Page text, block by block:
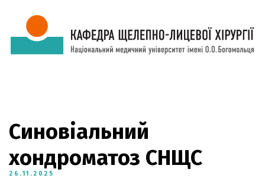
Синовіальний
хондроматоз СНЩС
26.11.2025